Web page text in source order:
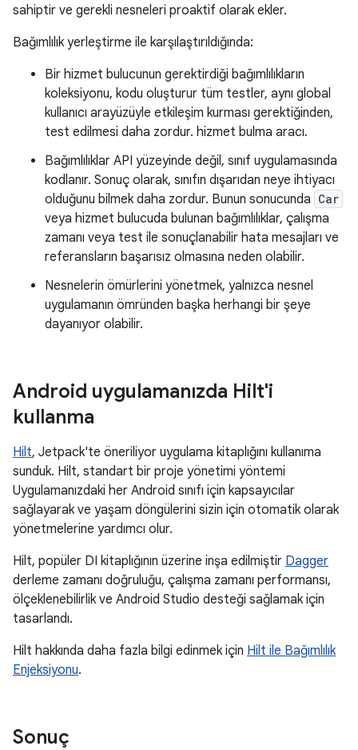
sahiptir ve gerekli nesneleri proaktif olarak ekler.
Bağımlılık yerleştirme ile karşılaştırıldığında:
Bir hizmet bulucunun gerektirdiği bağımlılıkların
koleksiyonu, kodu oluşturur tüm testler, aynı global
kullanıcı arayüzüyle etkileşim kurması gerektiğinden,
test edilmesi daha zordur. hizmet bulma aracı.
Bağımlılıklar API yüzeyinde değil, sınıf uygulamasında
kodlanır. Sonuç olarak, sınıfın dışarıdan neye ihtiyacı
olduğunu bilmek daha zordur. Bunun sonucunda Car
veya hizmet bulucuda bulunan bağımlılıklar, çalışma
zamanı veya test ile sonuçlanabilir hata mesajları ve
referansların başarısız olmasına neden olabilir.
Nesnelerin ömürlerini yönetmek, yalnızca nesnel
uygulamanın ömründen başka herhangi bir şeye
dayanıyor olabilir.
Android uygulamanızda Hilt'i
kullanma
Hilt, Jetpack'te öneriliyor uygulama kitaplığını kullanıma
sunduk. Hilt, standart bir proje yönetimi yöntemi
Uygulamanızdaki her Android sınıfı için kapsayıcılar
sağlayarak ve yaşam döngülerini sizin için otomatik olarak
yönetmelerine yardımcı olur.
Hilt, popüler DI kitaplığının üzerine inşa edilmiştir Dagger
derleme zamanı doğruluğu, çalışma zamanı performansı,
ölçeklenebilirlik ve Android Studio desteği sağlamak için
tasarlandı.
Hilt hakkında daha fazla bilgi edinmek için Hilt ile Bağımlılık
Enjeksiyonu.
Sonuç